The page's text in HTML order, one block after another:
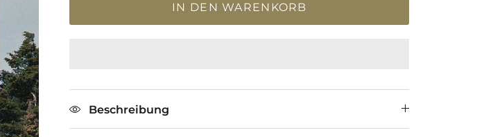
IN DEN WARENKORB
Beschreibung